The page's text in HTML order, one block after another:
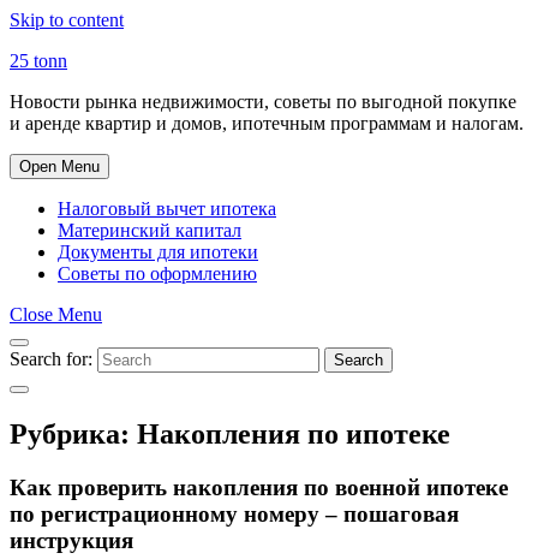
Skip to content
25 tonn
Новости рынка недвижимости, советы по выгодной покупке
и аренде квартир и домов, ипотечным программам и налогам.
Open Menu
Налоговый вычет ипотека
Материнский капитал
Документы для ипотеки
Советы по оформлению
Close Menu
Search for: Search
Рубрика: Накопления по ипотеке
Как проверить накопления по военной ипотеке
по регистрационному номеру – пошаговая
инструкция